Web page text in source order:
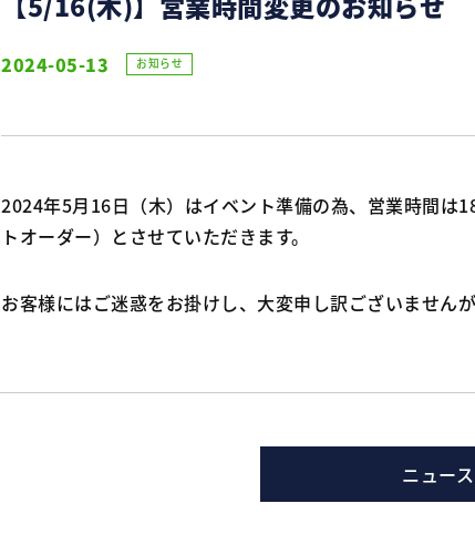
2024-05-13 お知らせ
2024年5月16日（木）はイベント準備の為、営業時間
トオーダー）とさせていただきます。
お客様にはご迷惑をお掛けし、大変申し訳ございません
ニュー